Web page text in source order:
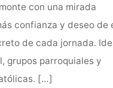
con una mirada
confianza y deseo de
de cada jornada.
grupos parroquiales y
[…]